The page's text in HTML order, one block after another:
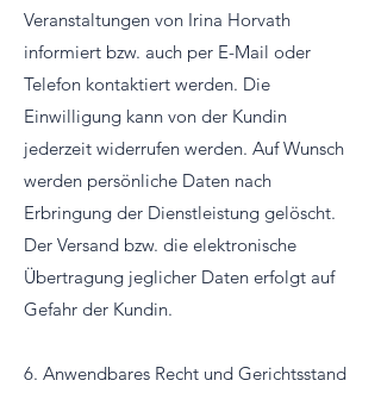
Veranstaltungen von Irina Horvath
informiert bzw. auch per E-Mail oder
Telefon kontaktiert werden. Die
Einwilligung kann von der Kundin
jederzeit widerrufen werden. Auf Wunsch
werden persönliche Daten nach
Erbringung der Dienstleistung gelöscht.
Der Versand bzw. die elektronische
Übertragung jeglicher Daten erfolgt auf
Gefahr der Kundin.
6. Anwendbares Recht und Gerichtsstand